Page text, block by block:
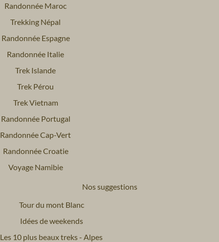
Randonnée Maroc
Trekking Népal
Randonnée Espagne
Randonnée Italie
Trek Islande
Trek Pérou
Trek Vietnam
Randonnée Portugal
Randonnée Cap-Vert
Randonnée Croatie
Voyage Namibie
Nos suggestions
Tour du mont Blanc
Idées de weekends
Les 10 plus beaux treks - Alpes